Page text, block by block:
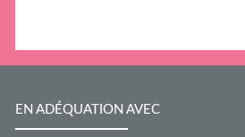
EN ADÉQUATION AVEC